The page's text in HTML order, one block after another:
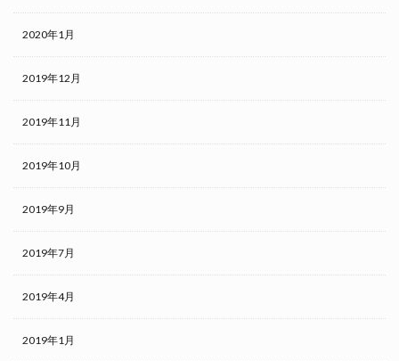
2020年1月
2019年12月
2019年11月
2019年10月
2019年9月
2019年7月
2019年4月
2019年1月